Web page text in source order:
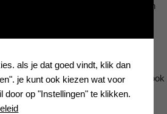
deze formulieren worden verkregen
voor het doel waarvoor ze werden
van een afspraak en/of
Op de plaatsen waar de
worden staat steeds vermeld voor
worden en de gegevens worden ook
u ze heeft achtergelaten.
als je dat goed vindt, klik dan
je kunt ook kiezen wat voor
door op "Instellingen" te klikken.